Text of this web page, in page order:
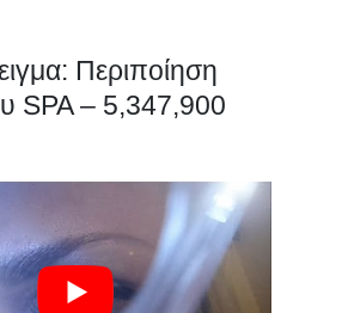
Περιποίηση
SPA – 5,347,900